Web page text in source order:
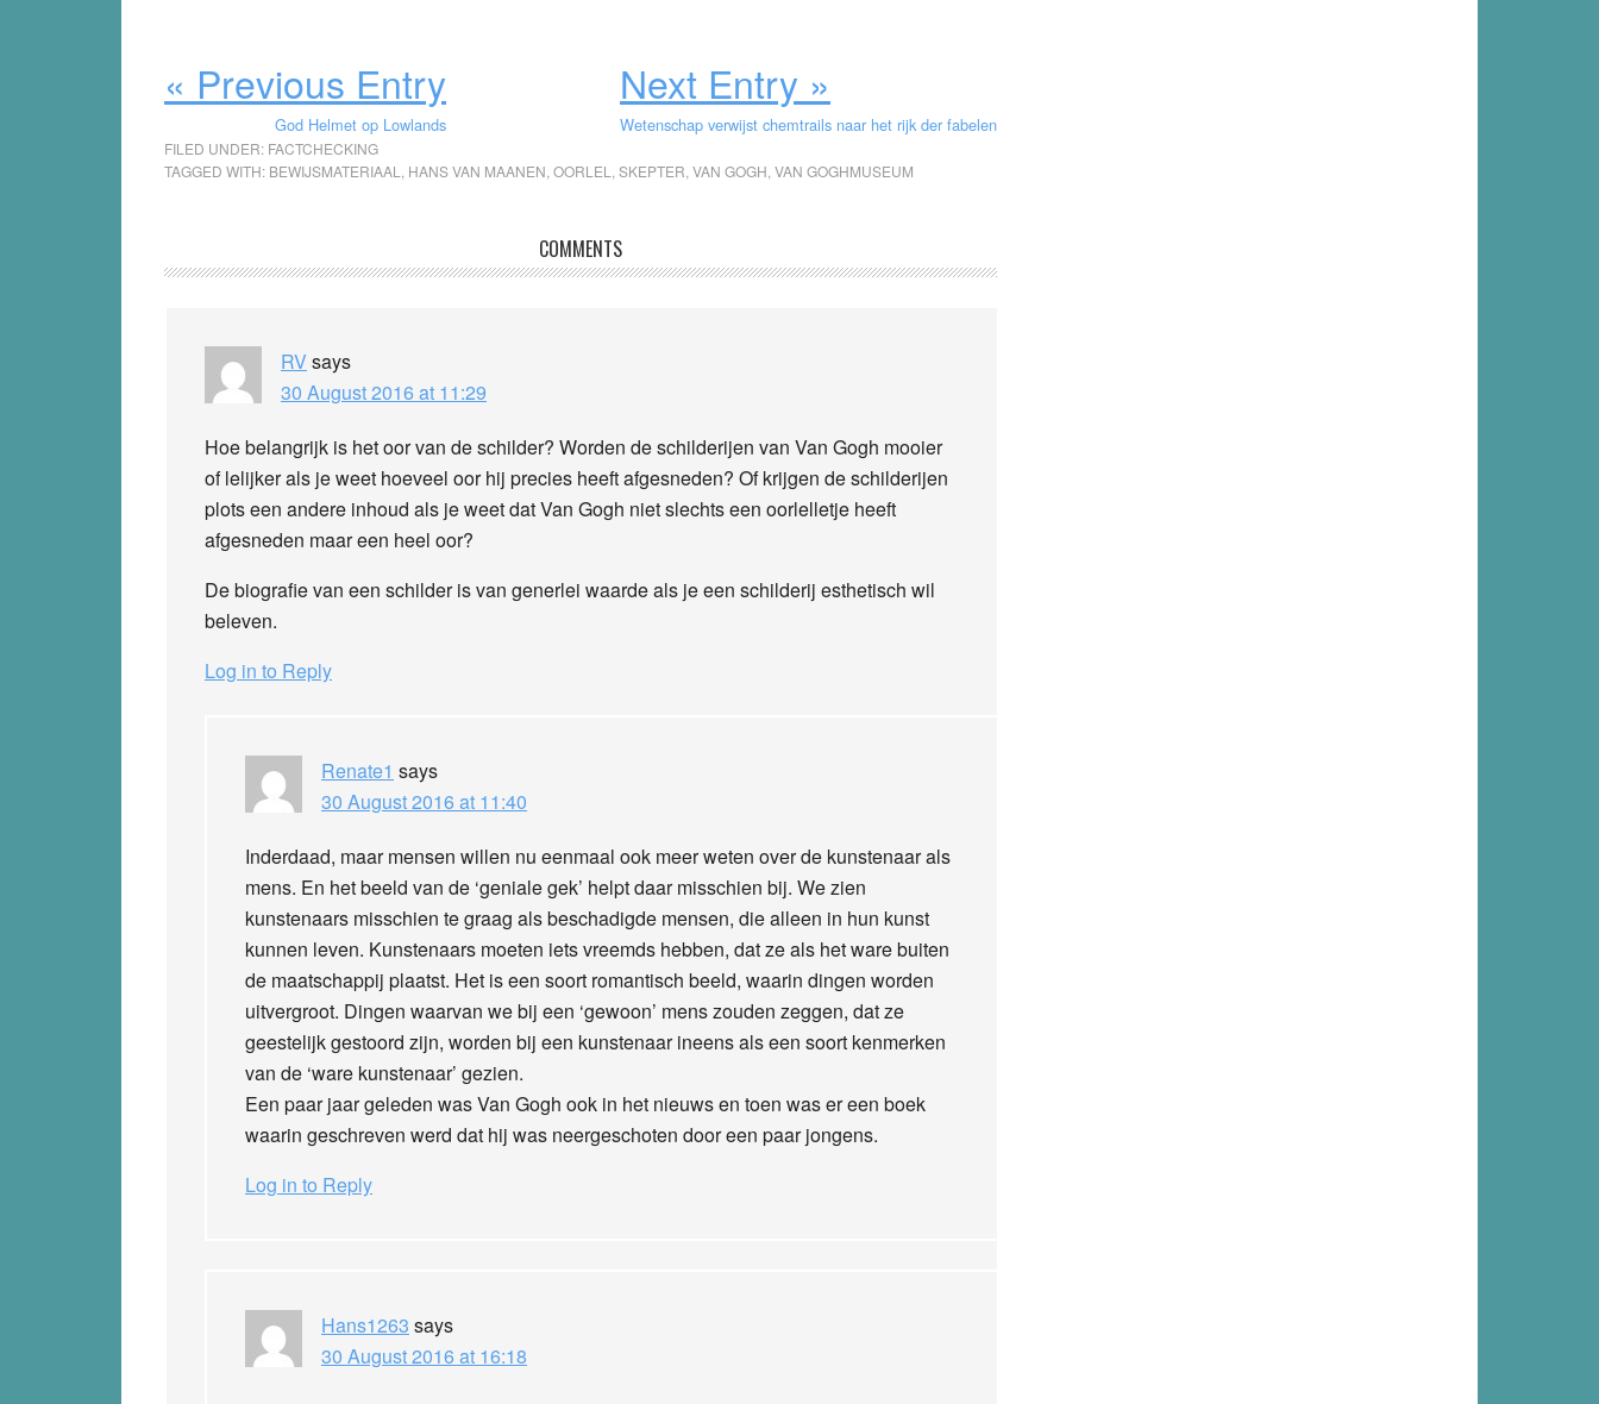
« Previous Entry
God Helmet op Lowlands
Next Entry »
Wetenschap verwijst chemtrails naar het rijk der fabelen
FILED UNDER: FACTCHECKING
TAGGED WITH: BEWIJSMATERIAAL HANS VAN MAANEN OORLEL SKEPTER VAN GOGH VAN GOGHMUSEUM
Interactions
COMMENTS
RV says
30 August 2016 at 11:29
Hoe belangrijk is het oor van de schilder? Worden de schilderijen van Van Gogh mooier
of lelijker als je weet hoeveel oor hij precies heeft afgesneden? Of krijgen de schilderijen
plots een andere inhoud als je weet dat Van Gogh niet slechts een oorlelletje heeft
afgesneden maar een heel oor?
De biografie van een schilder is van generlei waarde als je een schilderij esthetisch wil
beleven.
Log in to Reply
Renate1 says
30 August 2016 at 11:40
Inderdaad, maar mensen willen nu eenmaal ook meer weten over de kunstenaar als
mens. En het beeld van de ‘geniale gek’ helpt daar misschien bij. We zien
kunstenaars misschien te graag als beschadigde mensen, die alleen in hun kunst
kunnen leven. Kunstenaars moeten iets vreemds hebben, dat ze als het ware buiten
de maatschappij plaatst. Het is een soort romantisch beeld, waarin dingen worden
uitvergroot. Dingen waarvan we bij een ‘gewoon’ mens zouden zeggen, dat ze
geestelijk gestoord zijn, worden bij een kunstenaar ineens als een soort kenmerken
van de ‘ware kunstenaar’ gezien.
Een paar jaar geleden was Van Gogh ook in het nieuws en toen was er een boek
waarin geschreven werd dat hij was neergeschoten door een paar jongens.
Log in to Reply
Hans1263 says
30 August 2016 at 16:18